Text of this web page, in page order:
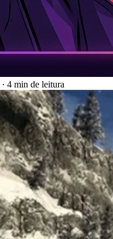
· 4 min de leitura